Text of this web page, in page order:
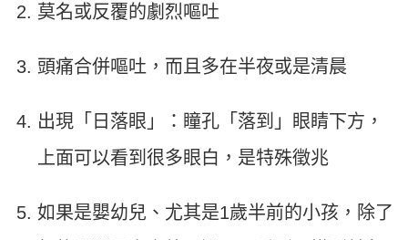
莫名或反覆的劇烈嘔吐
頭痛合併嘔吐，而且多在半夜或是清晨
出現「日落眼」：瞳孔「落到」眼睛下方，
上面可以看到很多眼白，是特殊徵兆
如果是嬰幼兒、尤其是1歲半前的小孩，除了